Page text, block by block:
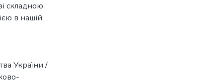
складною
в нашій
України /